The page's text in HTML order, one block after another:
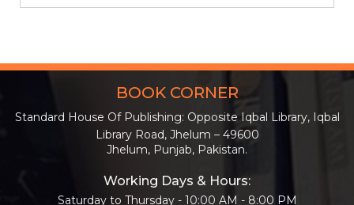
BOOK CORNER
Standard House Of Publishing: Opposite Iqbal Library, Iqbal
Library Road, Jhelum – 49600
Jhelum, Punjab, Pakistan.
Working Days & Hours:
Saturday to Thursday - 10:00 AM - 8:00 PM